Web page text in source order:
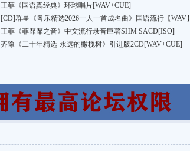
王菲《国语真经典》环球唱片[WAV+CUE]
[CD]群星《粤乐精选2026一人一首成名曲》国语流行【WAV】
王菲《菲靡靡之音》中文流行录音巨著SHM SACD[ISO]
齐豫《二十年精选·永远的橄榄树》引进版2CD[WAV+CUE]